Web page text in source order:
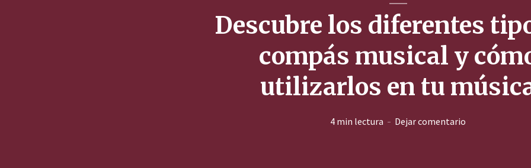
Descubre los diferentes
compás musical y
utilizarlos en tu
4 min lectura Dejar comentario